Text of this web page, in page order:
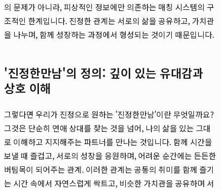
의 문제가 아니라, 피상적인 정보에만 의존하는 매칭 시스템의 구
조적인 한계입니다. 진정한 관계는 서로의 삶을 공유하고, 가치관
을 나누며, 함께 성장하는 과정에서 형성되는 것이기 때문입니다.
'진정한만남'의 정의: 깊이 있는 유대감과
상호 이해
그렇다면 우리가 진정으로 원하는 '진정한만남'이란 무엇일까요?
그것은 단순히 연애 상대를 찾는 것을 넘어, 나의 삶을 있는 그대
로 이해하고 지지해주는 파트너를 만나는 것입니다. 함께 시간을
보낼 때 즐겁고, 서로의 성장을 응원하며, 어려운 순간에는 든든한
버팀목이 되어주는 관계. 이러한 관계는 공통의 취미를 함께 즐기
는 시간 속에서 자연스럽게 싹트고, 비슷한 가치관을 공유하며 서